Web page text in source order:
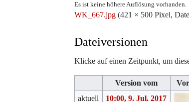
Es ist keine höhere Auflösung vorhanden.
WK_667.jpg (421 × 500 Pixel,
Dateiversionen
Klicke auf einen Zeitpunkt, um
Version vom
aktuell
10:00, 9. Jul. 2017